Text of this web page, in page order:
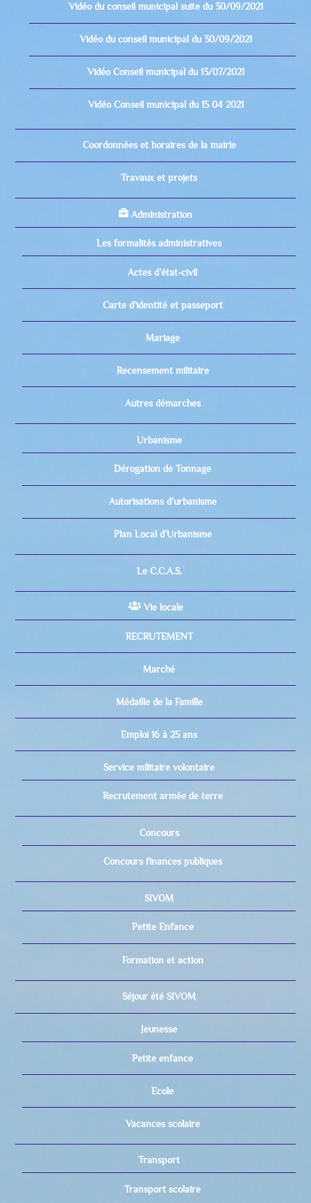
Vidéo du conseil municipal suite du 30/09/2021
Vidéo du conseil municipal du 30/09/2021
Vidéo Conseil municipal du 13/07/2021
Vidéo Conseil municipal du 15 04 2021
Coordonnées et horaires de la mairie
Travaux et projets
Administration
Les formalités administratives
Actes d’état-civil
Carte d’identité et passeport
Mariage
Recensement militaire
Autres démarches
Urbanisme
Dérogation de Tonnage
Autorisations d’urbanisme
Plan Local d’Urbanisme
Le C.C.A.S.
Vie locale
RECRUTEMENT
Marché
Médaille de la Famille
Emploi 16 à 25 ans
Service militaire volontaire
Recrutement armée de terre
Concours
Concours finances publiques
SIVOM
Petite Enfance
Formation et action
Séjour été SIVOM
Jeunesse
Petite enfance
Ecole
Vacances scolaire
Transport
Transport scolaire